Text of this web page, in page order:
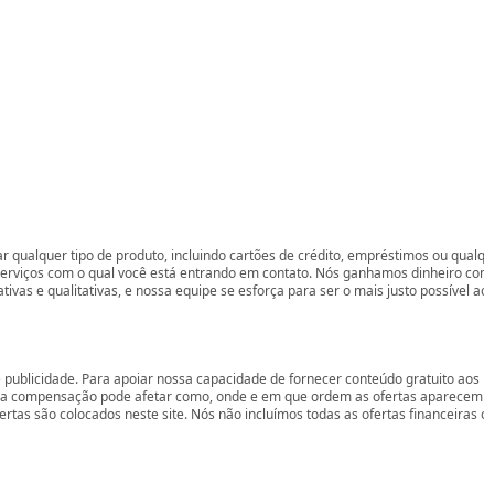
qualquer tipo de produto, incluindo cartões de crédito, empréstimos ou
com o qual você está entrando em contato. Nós ganhamos dinheiro
e qualitativas, e nossa equipe se esforça para ser o mais justo possível
Para apoiar nossa capacidade de fornecer conteúdo gratuito
compensação pode afetar como, onde e em que ordem as ofertas
são colocados neste site. Nós não incluímos todas as ofertas financeiras